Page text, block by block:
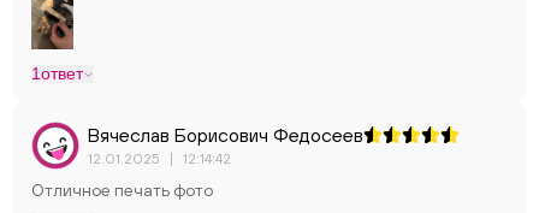
1ответ
Вячеслав Борисович Федосеев
12.01.2025 | 12:14:42
Отличное печать фото